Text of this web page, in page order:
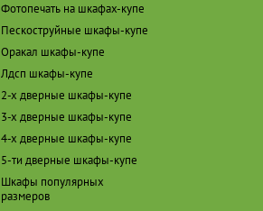
Фотопечать на шкафах-купе
Пескоструйные шкафы-купе
Оракал шкафы-купе
Лдсп шкафы-купе
2-х дверные шкафы-купе
3-х дверные шкафы-купе
4-х дверные шкафы-купе
5-ти дверные шкафы-купе
Шкафы популярных
размеров